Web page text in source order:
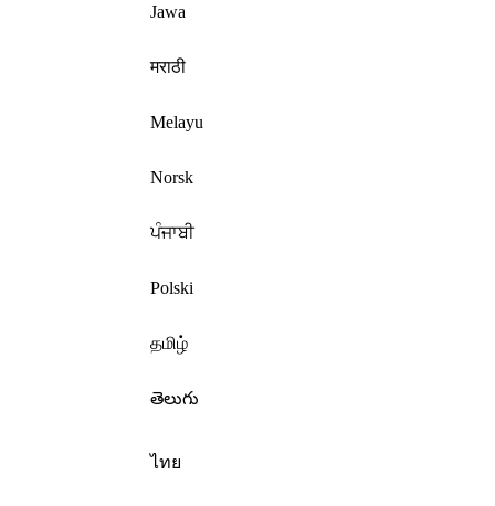
Jawa
मराठी
Melayu
Norsk
ਪੰਜਾਬੀ
Polski
தமிழ்
తెలుగు
ไทย